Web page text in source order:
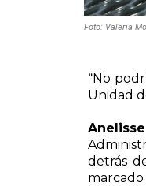
Foto: Valeria
“No
Unidad
detrás